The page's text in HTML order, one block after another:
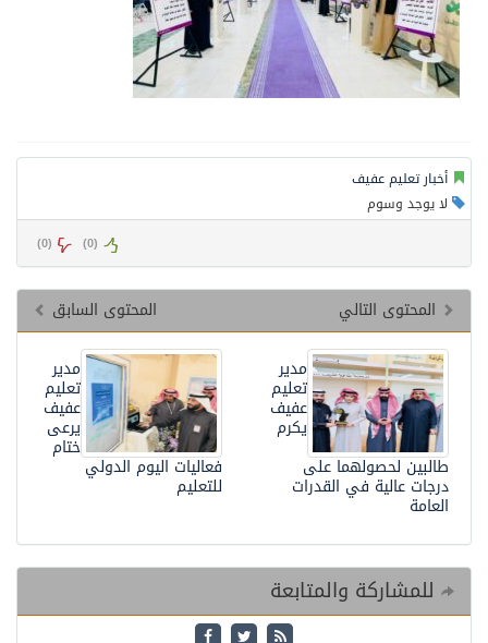
أخبار تعليم عفيف
لا يوجد وسوم
(
0
) (
0
)
المحتوى السابق
المحتوى التالي
مدير
تعليم
عفيف
يرعى
ختام
فعاليات اليوم الدولي
للتعليم
مدير
تعليم
عفيف
يكرم
طالبين لحصولهما على
درجات عالية في القدرات
العامة
للمشاركة والمتابعة